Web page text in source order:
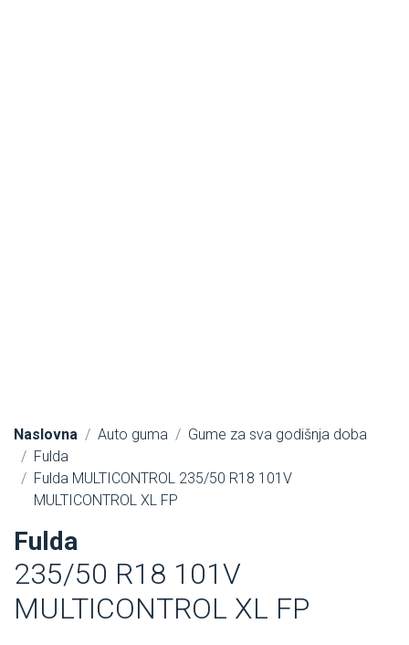
Naslovna Auto guma
Gume za sva godišnja doba
Fulda
Fulda MULTICONTROL 235/50 R18 101V
MULTICONTROL XL FP
Fulda
235/50 R18 101V
MULTICONTROL XL FP